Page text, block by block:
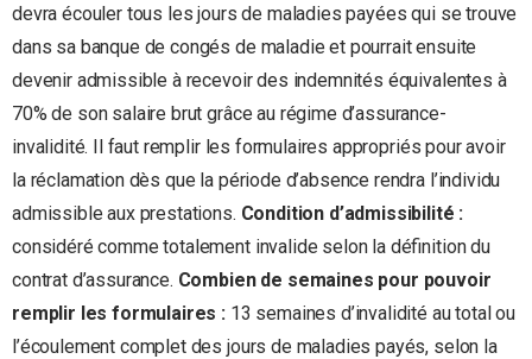
devra écouler tous les jours de maladies payées qui se trouve
dans sa banque de congés de maladie et pourrait ensuite
devenir admissible à recevoir des indemnités équivalentes à
70% de son salaire brut grâce au régime d’assurance-
invalidité. Il faut remplir les formulaires appropriés pour avoir
la réclamation dès que la période d’absence rendra l’individu
admissible aux prestations. Condition d’admissibilité :
considéré comme totalement invalide selon la définition du
contrat d’assurance. Combien de semaines pour pouvoir
remplir les formulaires : 13 semaines d’invalidité au total ou
l’écoulement complet des jours de maladies payés, selon la